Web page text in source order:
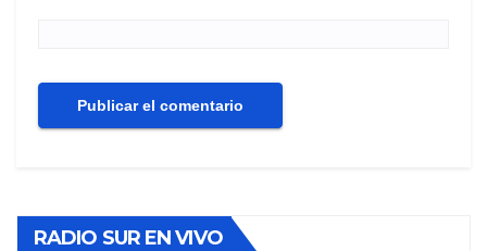
RADIO SUR EN VIVO